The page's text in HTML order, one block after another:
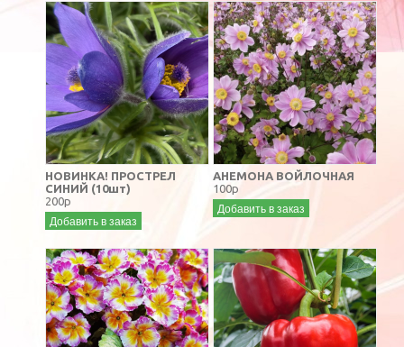
НОВИНКА! ПРОСТРЕЛ
СИНИЙ (10шт)
200р
Добавить в заказ
АНЕМОНА ВОЙЛОЧНАЯ
100р
Добавить в заказ